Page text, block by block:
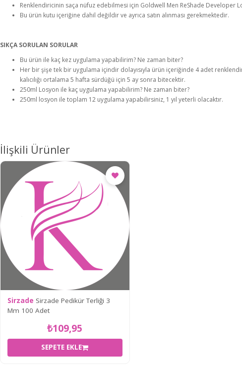
Renklendiricinin saça nüfuz edebilmesi için Goldwell Men ReShade Developer
Bu ürün kutu içeriğine dahil değildir ve ayrıca satın alınması gerekmektedir.
SIKÇA SORULAN SORULAR
Bu ürün ile kaç kez uygulama yapabilirim? Ne zaman biter?
Her bir şişe tek bir uygulama içindir dolayısıyla ürün içeriğinde 4 adet
kalıcılığı ortalama 5 hafta sürdüğü için 5 ay sonra bitecektir.
250ml Losyon ile kaç uygulama yapabilirim? Ne zaman biter?
250ml losyon ile toplam 12 uygulama yapabilirsiniz, 1 yıl yeterli olacaktır.
İlişkili Ürünler
Sirzade Sirzade Pedikür Terliği 3
Mm 100 Adet
₺109,95
SEPETE EKLE